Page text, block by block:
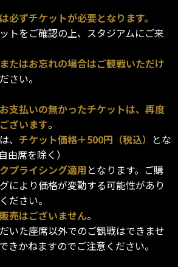
必ずチケットが必要となります。
トをご確認の上、スタジアムにご来
たはお忘れの場合はご観戦いただけ
さい。
支払いの無かったチケットは、再度
ざいます。
、 チケット価格＋500円（税込） とな
由席を除く）
プライシング適用となります。ご購
により価格が変動する可能性があり
ださい。
売はございません。
いた座席以外でのご観戦はできませ
きかねますのでご注意ください。